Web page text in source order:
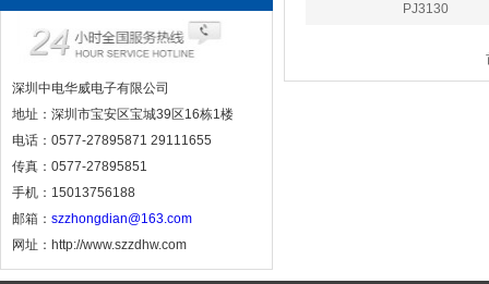
深圳中电华威电子有限公司
地址：深圳市宝安区宝城39区16栋1楼
电话：0577-27895871 29111655
传真：0577-27895851
手机：15013756188
邮箱： szzhongdian@163.com
网址：http://www.szzdhw.com
PJ3130